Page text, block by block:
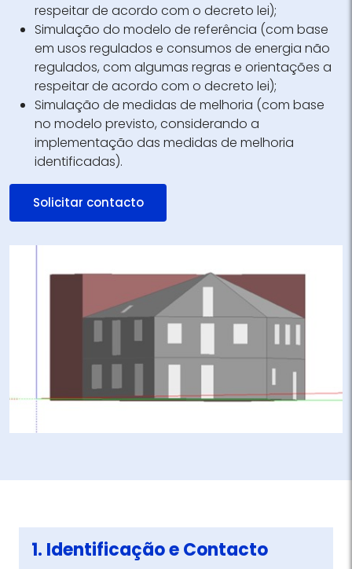
respeitar de acordo com o decreto lei);
Simulação do modelo de referência (com base
em usos regulados e consumos de energia não
regulados, com algumas regras e orientações a
respeitar de acordo com o decreto lei);
Simulação de medidas de melhoria (com base
no modelo previsto, considerando a
implementação das medidas de melhoria
identificadas).
Solicitar contacto
1. Identificação e Contacto